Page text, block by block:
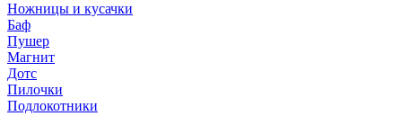
Ножницы и кусачки
Баф
Пушер
Магнит
Дотс
Пилочки
Подлокотники